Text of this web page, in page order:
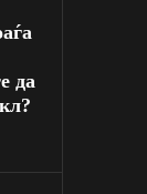
да